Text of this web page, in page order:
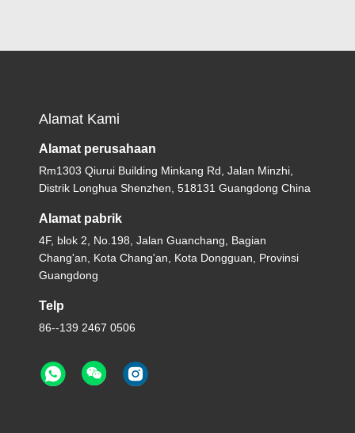
Alamat Kami
Alamat perusahaan
Rm1303 Qiurui Building Minkang Rd, Jalan Minzhi,
Distrik Longhua Shenzhen, 518131 Guangdong China
Alamat pabrik
4F, blok 2, No.198, Jalan Guanchang, Bagian
Chang'an, Kota Chang'an, Kota Dongguan, Provinsi
Guangdong
Telp
86--139 2467 0506